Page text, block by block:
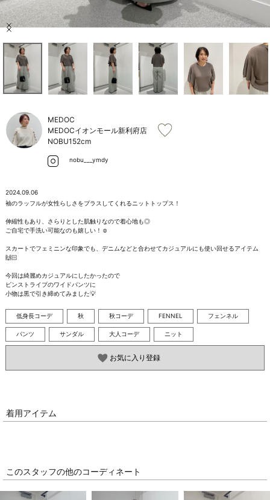
店舗検索
ご利用ガイド/ヘルプ
Item
MEDOC
MEDOCイオンモール新利府店
NOBU152cm
nobu___ymdy
2024.09.06
袖のラッフルが女性らしさをプラスしてくれるニットトップス！
伸縮性もあり、さらりとした肌触りなので着心地も◎
ご自宅で手洗い可能なのも嬉しい！☺️
スカートでフェミニンな印象でも、デニムなどと合わせてカジュアルにも使い回せるアイテム
🙌🏻
今回は綺麗めカジュアルにしたかったので
ピンストライプのワイドパンツに
小物は黒で引き締めてみました💡
低身長コーデ 秋 秋コーデ FENNEL フェンネル
パンツ サンダル 大人コーデ ニット
お気に入り登録
着用アイテム
このスタッフの他のコーディネート